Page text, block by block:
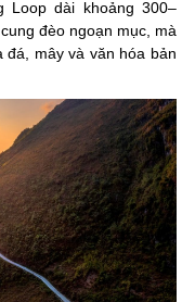
Loop dài khoảng 300–
đèo ngoạn mục, mà
mây và văn hóa bản